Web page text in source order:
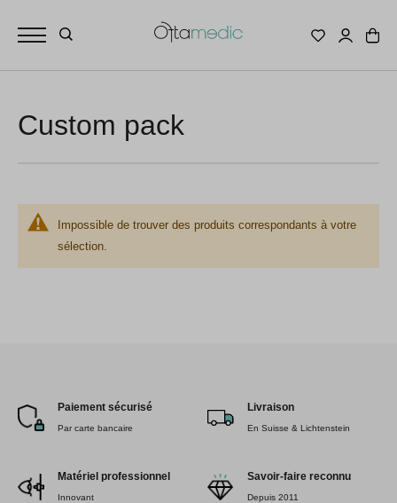
Custom pack
Impossible de trouver des produits correspondants à votre
sélection.
Paiement sécurisé
Par carte bancaire
Livraison
En Suisse & Lichtenstein
Matériel professionnel
Innovant
Savoir-faire reconnu
Depuis 2011